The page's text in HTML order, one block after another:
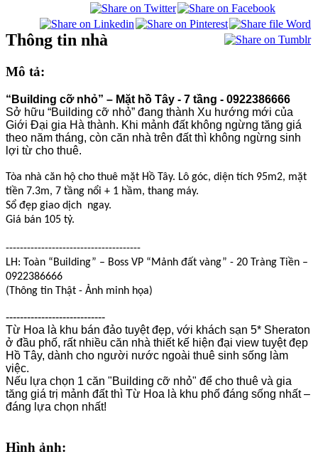
Thông tin nhà
Mô tả:
“Building cỡ nhỏ” – Mặt hồ Tây - 7 tầng - 0922386666
Sở hữu “Building cỡ nhỏ” đang thành Xu hướng mới của
Giới Đại gia Hà thành. Khi mảnh đất không ngừng tăng giá
theo năm tháng, còn căn nhà trên đất thì không ngừng sinh
lợi từ cho thuê.
Tòa nhà căn hộ cho thuê mặt Hồ Tây. Lô góc, diện tích 95m2, mặt
tiền 7.3m, 7 tầng nổi + 1 hầm, thang máy.
Sổ đẹp giao dịch ngay.
Giá bán 105 tỷ.
--------------------------------------
LH: Toàn “Building” – Boss VP “Mảnh đất vàng” - 20 Tràng Tiền –
0922386666
(Thông tin Thật - Ảnh minh họa)
----------------------------
Từ Hoa là khu bán đảo tuyệt đẹp, với khách sạn 5* Sheraton
ở đầu phố, rất nhiều căn nhà thiết kế hiện đại view tuyệt đẹp
Hồ Tây, dành cho người nước ngoài thuê sinh sống làm
việc.
Nếu lựa chọn 1 căn "Building cỡ nhỏ" để cho thuê và gia
tăng giá trị mảnh đất thì Từ Hoa là khu phố đáng sống nhất –
đáng lựa chọn nhất!
Hình ảnh: